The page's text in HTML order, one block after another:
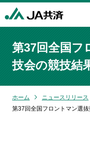
第37回全国フ
技会の競技結
ホーム ニュースリリース
第37回全国フロントマン選